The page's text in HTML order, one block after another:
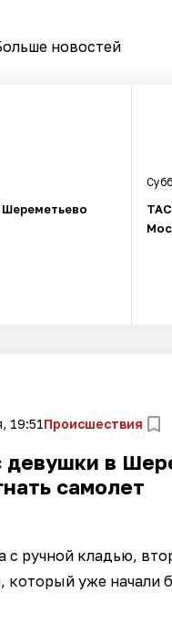
новостей
19:51Происшествия
в
самолет
ручной кладью,
который уже начали